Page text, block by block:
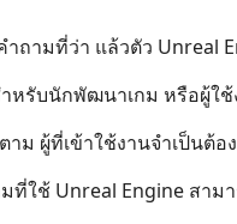
ถามที่ว่า แล้วตัว Unreal
หรับนักพัฒนาเกม หรือผู้ใช้
าม ผู้ที่เข้าใช้งานจำเป็นต้
ที่ใช้ Unreal Engine สา